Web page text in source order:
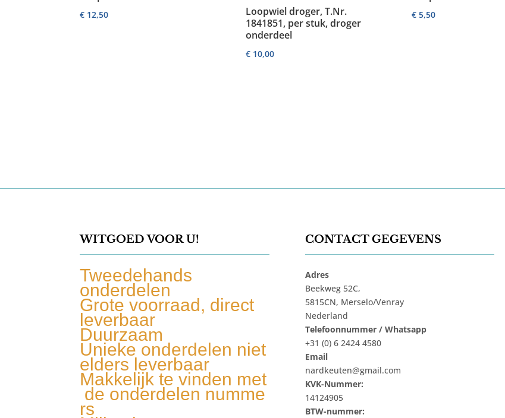
€ 12,50
Loopwiel droger, T.Nr.
1841851, per stuk, droger
onderdeel
€ 10,00
€ 5,50
WITGOED VOOR U!
Tweedehands
onderdelen
Grote voorraad, direct
leverbaar
Duurzaam
Unieke onderdelen niet
elders leverbaar
Makkelijk te vinden met
de onderdelen numme
rs
CONTACT GEGEVENS
Adres
Beekweg 52C,
5815CN, Merselo/Venray
Nederland
Telefoonnummer / Whatsapp
+31 (0) 6 2424 4580
Email
nardkeuten@gmail.com
KVK-Nummer:
14124905
BTW-nummer: